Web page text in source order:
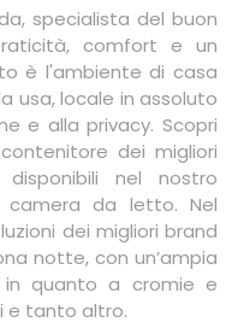
specialista del buon
comfort e un
è l'ambiente di casa
usa, locale in assoluto
e alla privacy. Scopri
dei migliori
nel nostro
da letto. Nel
dei migliori brand
notte, con un’ampia
in quanto a cromie e
e tanto altro.